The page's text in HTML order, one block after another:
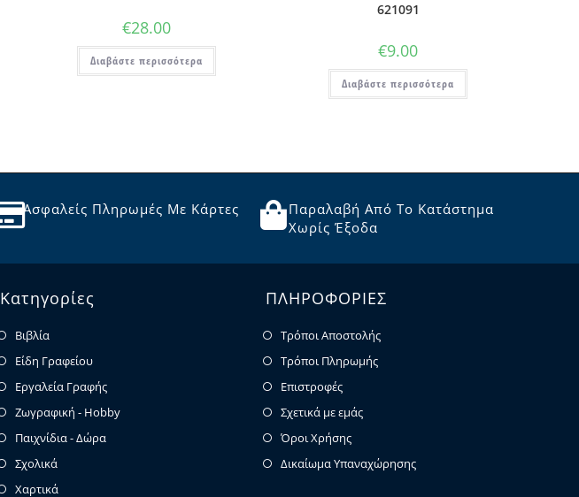
€28.00
Διαβάστε περισσότερα
621091
€9.00
Διαβάστε περισσότερα
Ασφαλείς Πληρωμές Με Κάρτες
Παραλαβή Από Το Κατάστημα
Χωρίς Έξοδα
Κατηγορίες
Βιβλία
Είδη Γραφείου
Εργαλεία Γραφής
Ζωγραφική - Hobby
Παιχνίδια - Δώρα
Σχολικά
Χαρτικά
ΠΛΗΡΟΦΟΡΙΕΣ
Τρόποι Αποστολής
Τρόποι Πληρωμής
Επιστροφές
Σχετικά με εμάς
Όροι Χρήσης
Δικαίωμα Υπαναχώρησης